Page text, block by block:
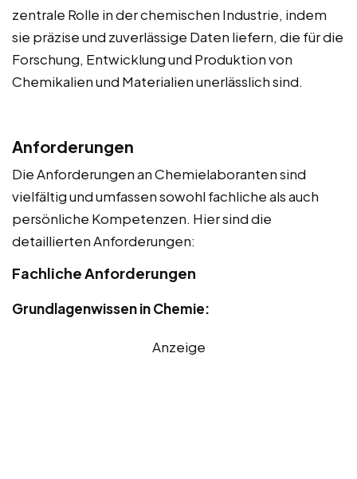
zentrale Rolle in der chemischen Industrie, indem
sie präzise und zuverlässige Daten liefern, die für die
Forschung, Entwicklung und Produktion von
Chemikalien und Materialien unerlässlich sind.
Anforderungen
Die Anforderungen an Chemielaboranten sind
vielfältig und umfassen sowohl fachliche als auch
persönliche Kompetenzen. Hier sind die
detaillierten Anforderungen:
Fachliche Anforderungen
Grundlagenwissen in Chemie:
Anzeige